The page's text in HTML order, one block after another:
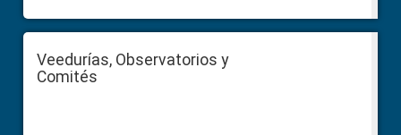
Veedurías, Observatorios y
Comités